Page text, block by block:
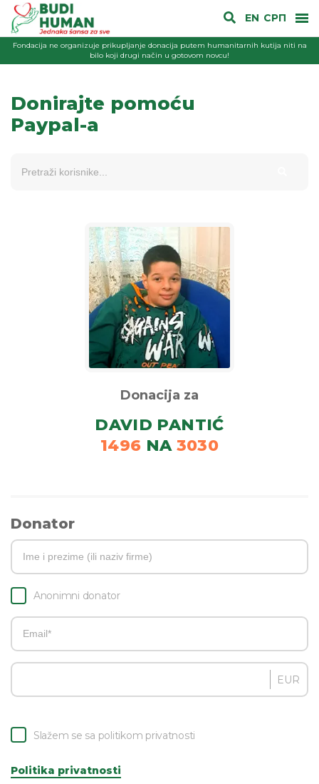
EN СРП
Fondacija ne organizuje prikupljanje donacija putem humanitarnih kutija niti na
bilo koji drugi način u gotovom novcu!
Donirajte pomoću
Paypal-a
Donacija za
DAVID PANTIĆ
1496 NA 3030
Donator
Anonimni donator
EUR
Slažem se sa politikom privatnosti
Politika privatnosti